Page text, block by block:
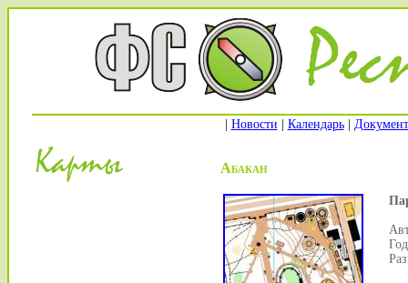
Новости Календарь|
Абакан